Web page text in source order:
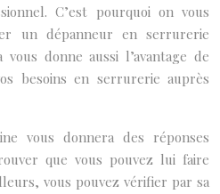
C’est pourquoi on vous
un dépanneur en serrurerie
donne aussi l’avantage de
besoins en serrurerie auprès
vous donnera des réponses
que vous pouvez lui faire
vous pouvez vérifier par sa